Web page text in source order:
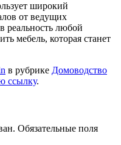
широкий
от ведущих
реальность любой
мебель, которая станет
в рубрике Домоводство
ссылку.
Обязательные поля